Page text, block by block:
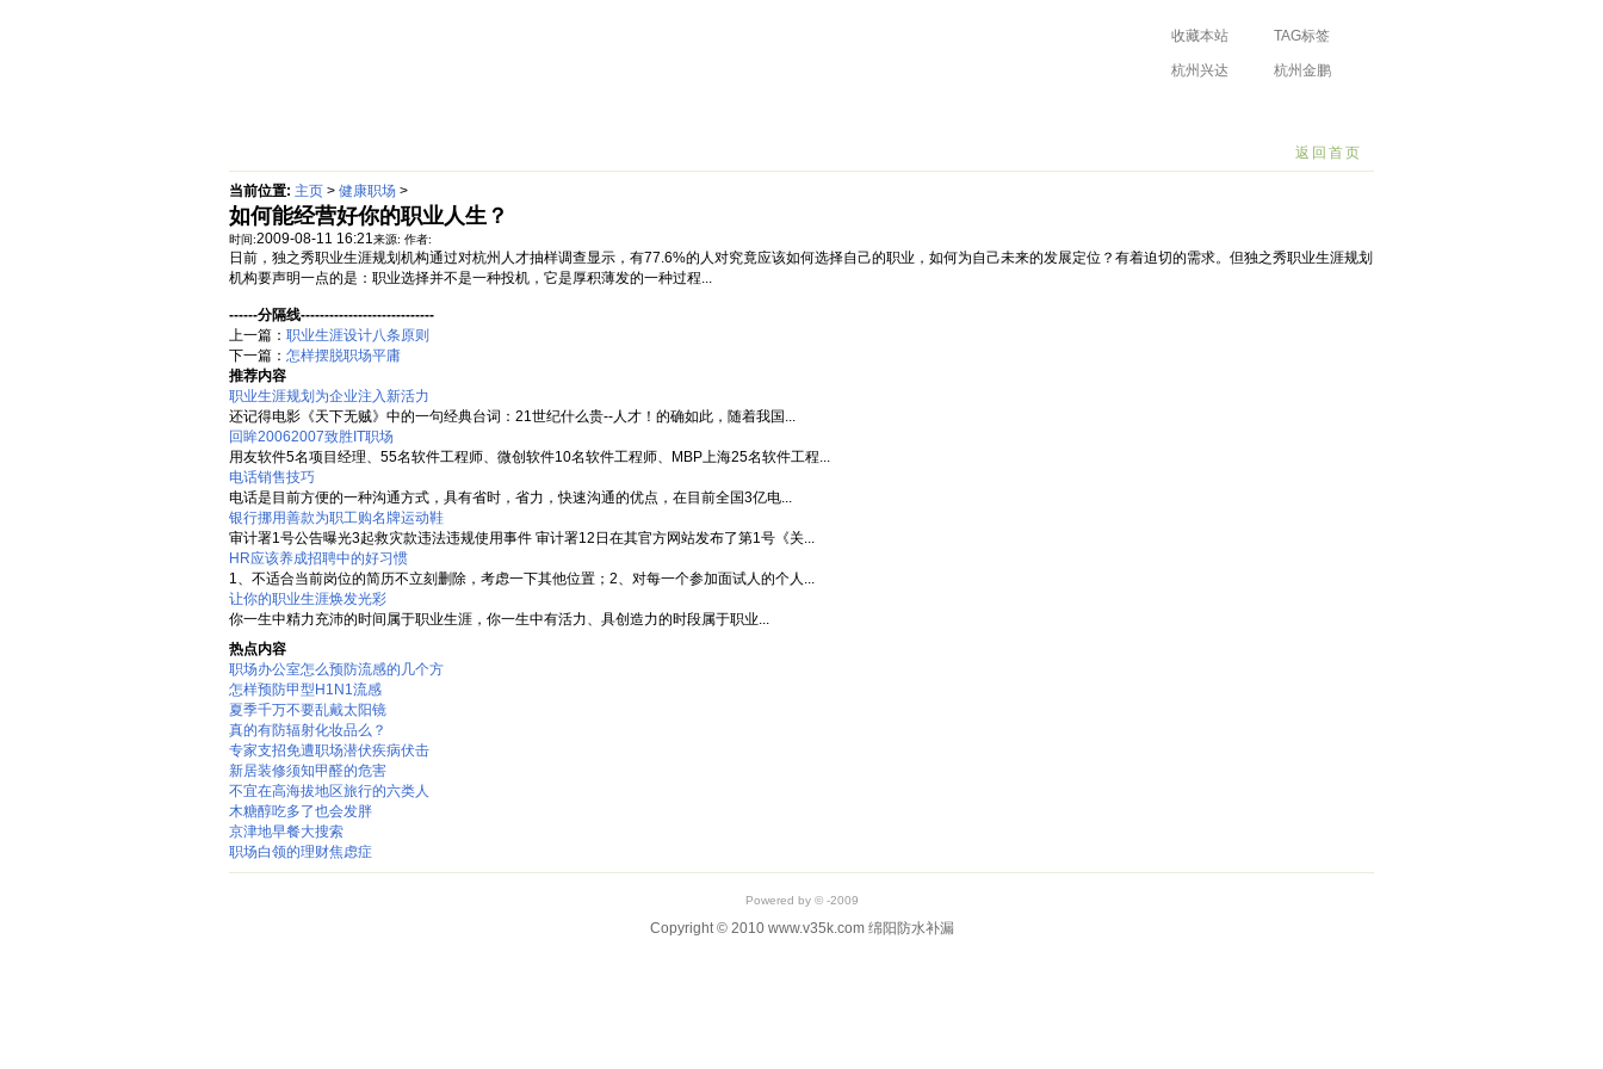
收藏本站 TAG标签
杭州兴达
杭州金鹏
返回首页
当前位置: 主页 > 健康职场 >
如何能经营好你的职业人生？
时间:2009-08-11 16:21来源: 作者:
日前，独之秀职业生涯规划机构通过对杭州人才抽样调查显示，有77.6%的人对究竟应该如何选择自己的职业，如何为自己未来的发展定位？有着迫切的需求。但独之秀职业生涯规划
机构要声明一点的是：职业选择并不是一种投机，它是厚积薄发的一种过程...
------分隔线----------------------------
上一篇： 职业生涯设计八条原则
下一篇： 怎样摆脱职场平庸
推荐内容
职业生涯规划为企业注入新活力
还记得电影《天下无贼》中的一句经典台词：21世纪什么贵--人才！的确如此，随着我国...
回眸20062007致胜IT职场
用友软件5名项目经理、55名软件工程师、微创软件10名软件工程师、MBP上海25名软件工程...
电话销售技巧
电话是目前方便的一种沟通方式，具有省时，省力，快速沟通的优点，在目前全国3亿电...
银行挪用善款为职工购名牌运动鞋
审计署1号公告曝光3起救灾款违法违规使用事件 审计署12日在其官方网站发布了第1号《关...
HR应该养成招聘中的好习惯
1、不适合当前岗位的简历不立刻删除，考虑一下其他位置；2、对每一个参加面试人的个人...
让你的职业生涯焕发光彩
你一生中精力充沛的时间属于职业生涯，你一生中有活力、具创造力的时段属于职业...
热点内容
职场办公室怎么预防流感的几个方
怎样预防甲型H1N1流感
夏季千万不要乱戴太阳镜
真的有防辐射化妆品么？
专家支招免遭职场潜伏疾病伏击
新居装修须知甲醛的危害
不宜在高海拔地区旅行的六类人
木糖醇吃多了也会发胖
京津地早餐大搜索
职场白领的理财焦虑症
Powered by © -2009
Copyright © 2010 www.v35k.com 绵阳防水补漏